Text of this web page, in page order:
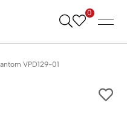
Skip
0
VPD129-01